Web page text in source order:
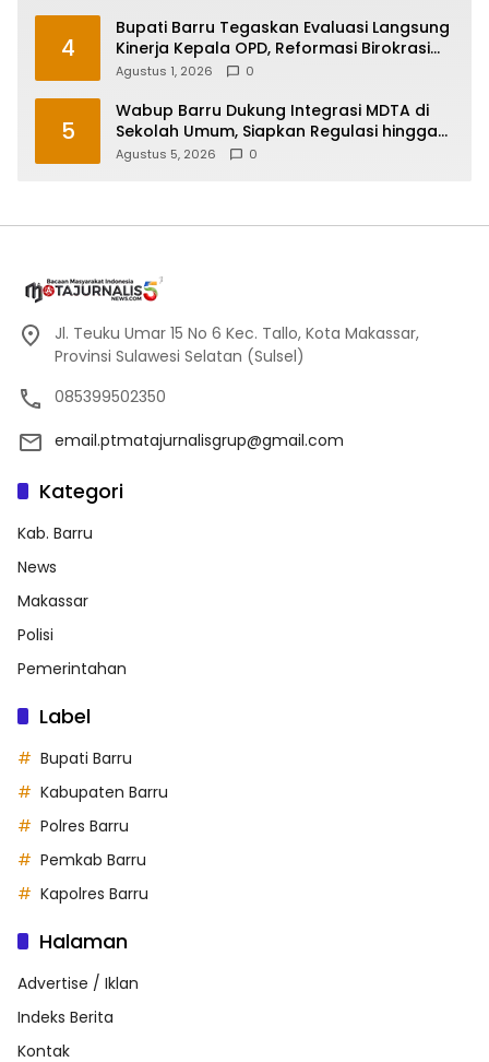
4
Bupati Barru Tegaskan Evaluasi Langsung
Kinerja Kepala OPD, Reformasi Birokrasi
Jadi Prioritas
Agustus 1, 2026 0
5
Wabup Barru Dukung Integrasi MDTA di
Sekolah Umum, Siapkan Regulasi hingga
Tim Khusus
Agustus 5, 2026 0
Jl. Teuku Umar 15 No 6 Kec. Tallo, Kota Makassar,
Provinsi Sulawesi Selatan (Sulsel)
085399502350
email.ptmatajurnalisgrup@gmail.com
Kategori
Kab. Barru
News
Makassar
Polisi
Pemerintahan
Label
Bupati Barru
Kabupaten Barru
Polres Barru
Pemkab Barru
Kapolres Barru
Halaman
Advertise / Iklan
Indeks Berita
Kontak